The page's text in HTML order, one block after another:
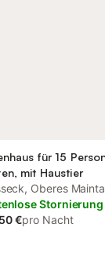
für 15
mit Haustier
Oberes
Stornierung
€pro Nacht